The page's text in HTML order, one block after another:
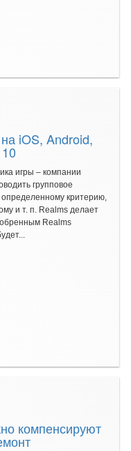
iOS, Android,
игры – компании
групповое
критерию,
и т. п. Realms делает
Realms
компенсируют